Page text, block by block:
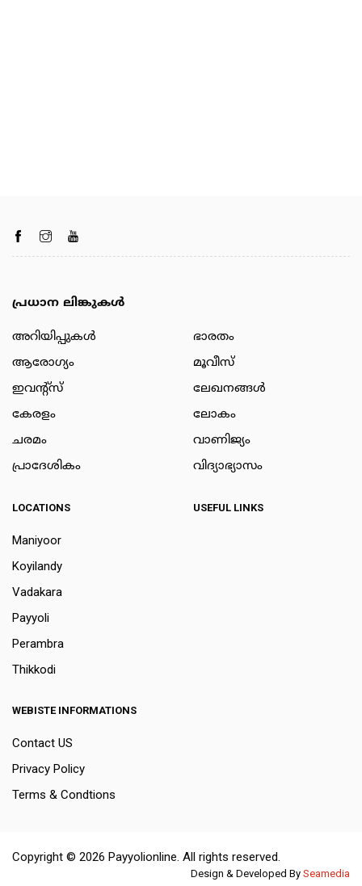
പ്രധാന ലിങ്കുകൾ
അറിയിപ്പുകള്‍
ആരോഗ്യം
ഇവന്റ്സ്
കേരളം
ചരമം
പ്രാദേശികം
ഭാരതം
മൂവീസ്
ലേഖനങ്ങള്‍
ലോകം
വാണിജ്യം
വിദ്യാഭ്യാസം
LOCATIONS
Maniyoor
Koyilandy
Vadakara
Payyoli
Perambra
Thikkodi
USEFUL LINKS
WEBISTE INFORMATIONS
Contact US
Privacy Policy
Terms & Condtions
Copyright © 2026 Payyolionline. All rights reserved.
Design & Developed By Seamedia